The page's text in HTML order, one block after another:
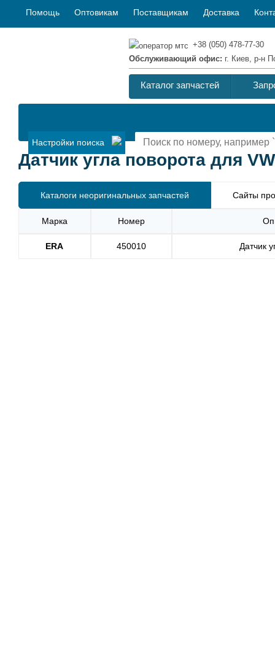
Помощь Оптовикам Поставщикам Доставка
+38 (050) 478-77-30
Обслуживающий офис: г. Киев, р-н
Каталог запчастей
Настройки поиска
Датчик угла поворота для
Каталоги неоригинальных запчастей Сайты
Марка Номер
ERA 450010 Датчик